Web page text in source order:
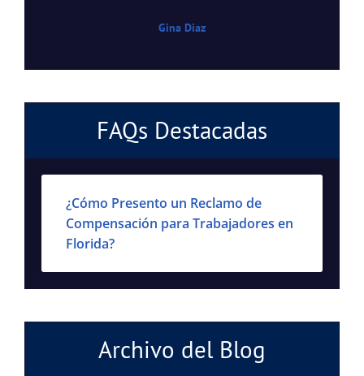
Gina Diaz
FAQs Destacadas
¿Cómo Presento un Reclamo de
Compensación para Trabajadores en
Florida?
Archivo del Blog